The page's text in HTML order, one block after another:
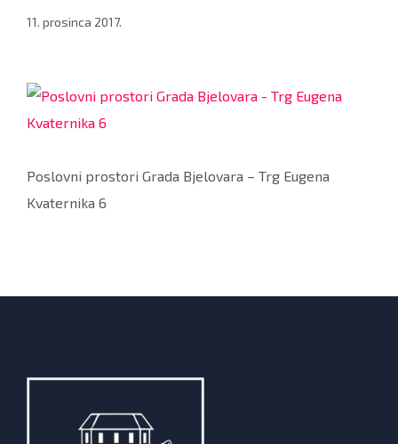
11. prosinca 2017.
Poslovni prostori Grada Bjelovara – Trg Eugena
Kvaternika 6